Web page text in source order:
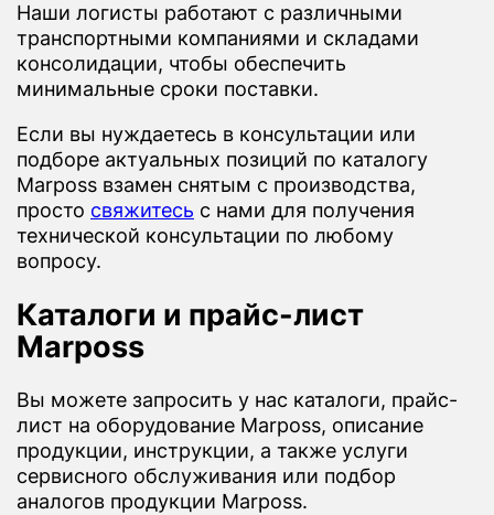
Наши логисты работают с различными
транспортными компаниями и складами
консолидации, чтобы обеспечить
минимальные сроки поставки.
Если вы нуждаетесь в консультации или
подборе актуальных позиций по каталогу
Marposs взамен снятым с производства,
просто свяжитесь с нами для получения
технической консультации по любому
вопросу.
Каталоги и прайс-лист
Marposs
Вы можете запросить у нас каталоги, прайс-
лист на оборудование Marposs, описание
продукции, инструкции, а также услуги
сервисного обслуживания или подбор
аналогов продукции Marposs.